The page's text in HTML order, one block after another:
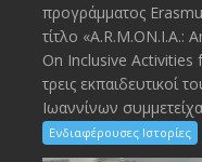
προγράμματος
τίτλο «A.R.M.ON.I.A.:
On Inclusive Activities
τρεις εκπαιδευτικοί
Ιωαννίνων
Ενδιαφέρουσες Ιστορίες